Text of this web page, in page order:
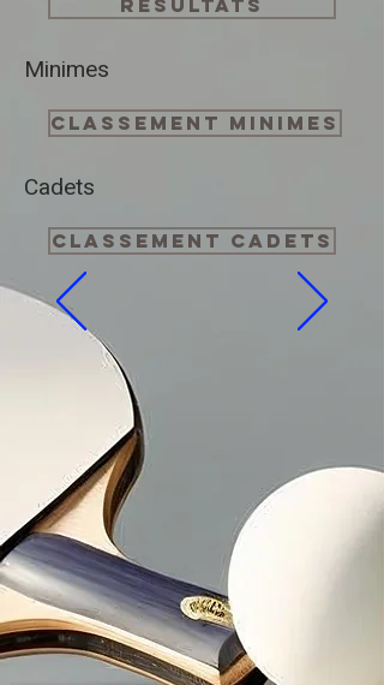
Résultats
Minimes
Classement Minimes
Cadets
Classement Cadets